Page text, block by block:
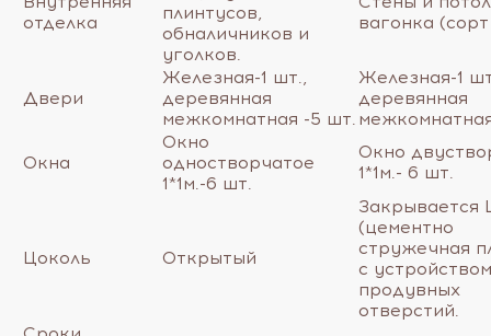
отделка
плинтусов,
обналичников и
уголков.
вагонка
Двери
Железная-1 шт.,
деревянная
межкомнатная -5 шт.
Железная-1
деревянная
Окна
Окно
одностворчатое
1*1м.-6 шт.
Окно
1*1м.- 6 шт.
Цоколь Открытый
Закрывается
(цементно
стружечная
с устройством
продувных
отверстий.